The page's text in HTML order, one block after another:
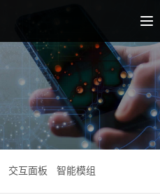
交互面板 智能模组